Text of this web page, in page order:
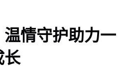
情守护助力一
长